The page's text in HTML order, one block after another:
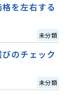
を左右する
未分類
のチェック
未分類